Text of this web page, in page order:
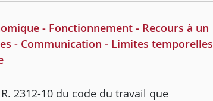
- Fonctionnement - Recours à un
- Communication - Limites temporelles
2312-10 du code du travail que